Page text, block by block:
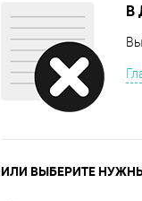
В
ИЛИ ВЫБЕРИТЕ